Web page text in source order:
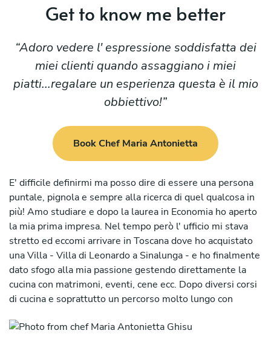
Get to know me better
Adoro vedere l' espressione soddisfatta dei
miei clienti quando assaggiano i miei
piatti...regalare un esperienza questa è il mio
obbiettivo!
Book Chef Maria Antonietta
E' difficile definirmi ma posso dire di essere una persona
puntale, pignola e sempre alla ricerca di quel qualcosa in
più! Amo studiare e dopo la laurea in Economia ho aperto
la mia prima impresa. Nel tempo però l' ufficio mi stava
stretto ed eccomi arrivare in Toscana dove ho acquistato
una Villa - Villa di Leonardo a Sinalunga - e ho finalmente
dato sfogo alla mia passione gestendo direttamente la
cucina con matrimoni, eventi, cene ecc. Dopo diversi corsi
di cucina e soprattutto un percorso molto lungo con
cucina. La mia origine sarda mi porta ad adorare il pesce,